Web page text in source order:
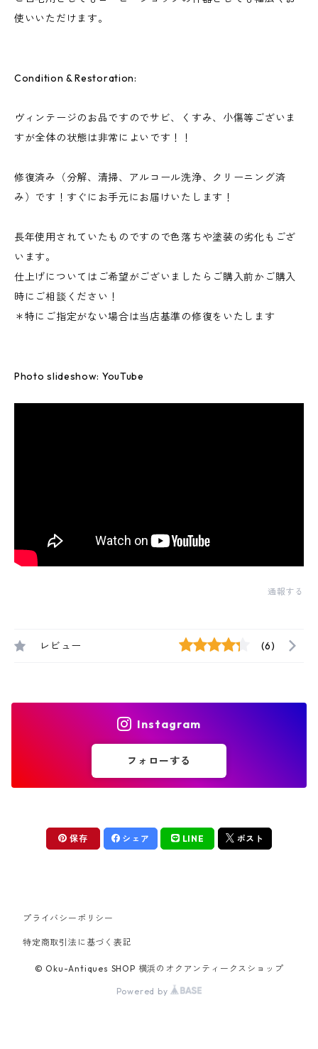
使いいただけます。
Condition & Restoration:
ヴィンテージのお品ですのでサビ、くすみ、小傷等ございま
すが全体の状態は非常によいです！！
修復済み（分解、清掃、アルコール洗浄、クリーニング済
み）です！すぐにお手元にお届けいたします！
長年使用されていたものですので色落ちや塗装の劣化もござ
います。
仕上げについてはご希望がございましたらご購入前かご購入
時にご相談ください！
＊特にご指定がない場合は当店基準の修復をいたします
Photo slideshow: YouTube
通報する
レビュー (6)
Instagram
フォローする
保存 シェア LINE ポスト
プライバシーポリシー
特定商取引法に基づく表記
© Oku-Antiques SHOP 横浜のオクアンティークスショップ
Powered by